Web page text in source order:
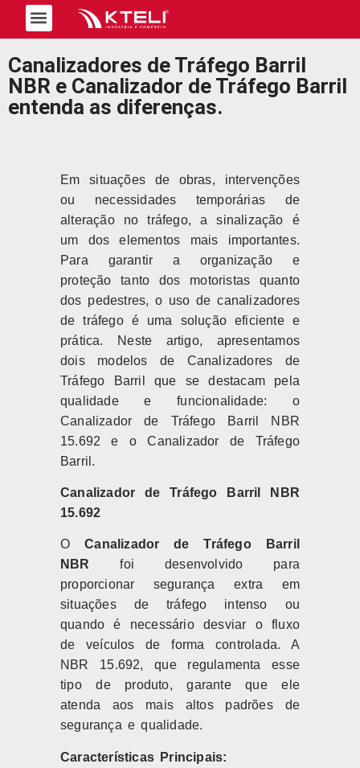
Canalizadores de Tráfego Barril
NBR e Canalizador de Tráfego Barril
entenda as diferenças.
Em situações de obras, intervenções
ou necessidades temporárias de
alteração no tráfego, a sinalização é
um dos elementos mais importantes.
Para garantir a organização e
proteção tanto dos motoristas quanto
dos pedestres, o uso de canalizadores
de tráfego é uma solução eficiente e
prática. Neste artigo, apresentamos
dois modelos de Canalizadores de
Tráfego Barril que se destacam pela
qualidade e funcionalidade: o
Canalizador de Tráfego Barril NBR
15.692 e o Canalizador de Tráfego
Barril.
Canalizador de Tráfego Barril NBR
15.692
OCanalizador de Tráfego Barril
NBR foi desenvolvido para
proporcionar segurança extra em
situações de tráfego intenso ou
quando é necessário desviar o fluxo
de veículos de forma controlada. A
NBR 15.692, que regulamenta esse
tipo de produto, garante que ele
atenda aos mais altos padrões de
segurança e qualidade.
Características Principais: